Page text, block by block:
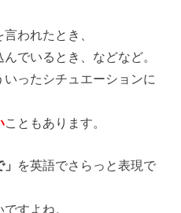
われたとき、
でいるとき、などなど。
ったシチュエーションに
こともあります。
を英語でさらっと表現で
すよね。